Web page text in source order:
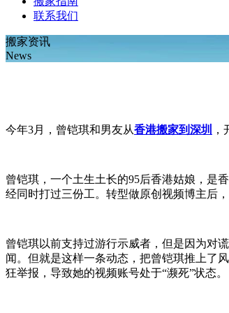
联系我们
搬家资讯
News
今年3月，曾铠琪和男友从香港搬家到深圳
曾铠琪，一个土生土长的95后香港姑娘，是
经同时打过三份工。转型做原创视频博主后
曾铠琪以前支持过游行示威者，但是因为对
闻。但就是这样一条动态，把曾铠琪推上了
狂举报，导致她的视频账号处于“濒死”状态。